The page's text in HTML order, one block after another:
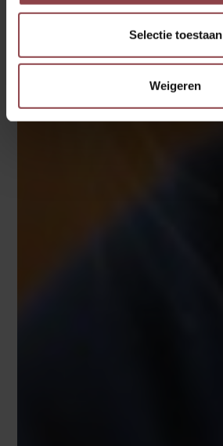
Selectie toestaan
Weigeren